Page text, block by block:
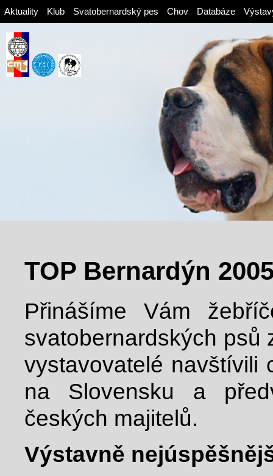
Aktuality Klub Svatobernardský pes Chov Databáze
TOP Bernardýn
Přinášíme Vám
svatobernardských psů
vystavovatelé navštívili
na Slovensku a
českých majitelů.
Výstavně